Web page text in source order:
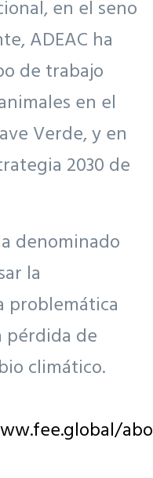
en el seno
ADEAC ha
de trabajo
en el
Verde, y en
2030 de
denominado
la
problemática
pérdida de
climático.